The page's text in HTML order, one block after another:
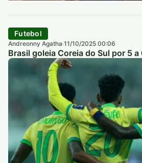
Futebol
Andreonny Agatha·11/10/2025 00:06
Brasil goleia Coreia do Sul por 5